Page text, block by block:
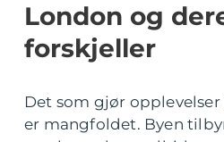
London og
forskjeller
Det som gjør
er mangfoldet. Byen